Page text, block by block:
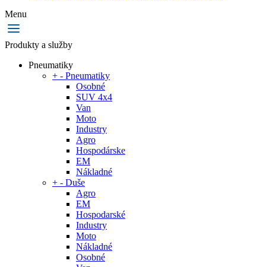
Menu
Produkty a služby
Pneumatiky
+ - Pneumatiky
Osobné
SUV 4x4
Van
Moto
Industry
Agro
Hospodárske
EM
Nákladné
+ - Duše
Agro
EM
Hospodarské
Industry
Moto
Nákladné
Osobné